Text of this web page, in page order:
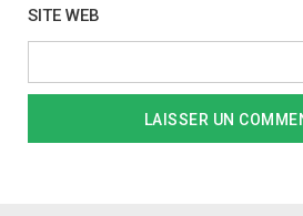
SITE WEB